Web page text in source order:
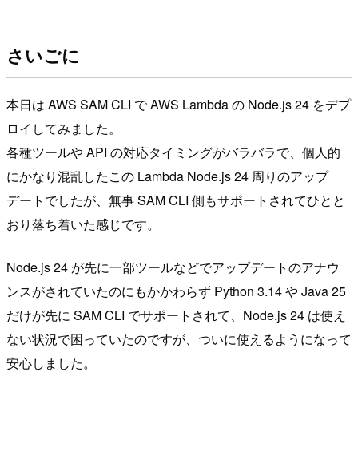
さいごに
本日は AWS SAM CLI で AWS Lambda の Node.js 24 をデプ
ロイしてみました。
各種ツールや API の対応タイミングがバラバラで、個人的
にかなり混乱したこの Lambda Node.js 24 周りのアップ
デートでしたが、無事 SAM CLI 側もサポートされてひとと
おり落ち着いた感じです。
Node.js 24 が先に一部ツールなどでアップデートのアナウ
ンスがされていたのにもかかわらず Python 3.14 や Java 25
だけが先に SAM CLI でサポートされて、Node.js 24 は使え
ない状況で困っていたのですが、ついに使えるようになって
安心しました。